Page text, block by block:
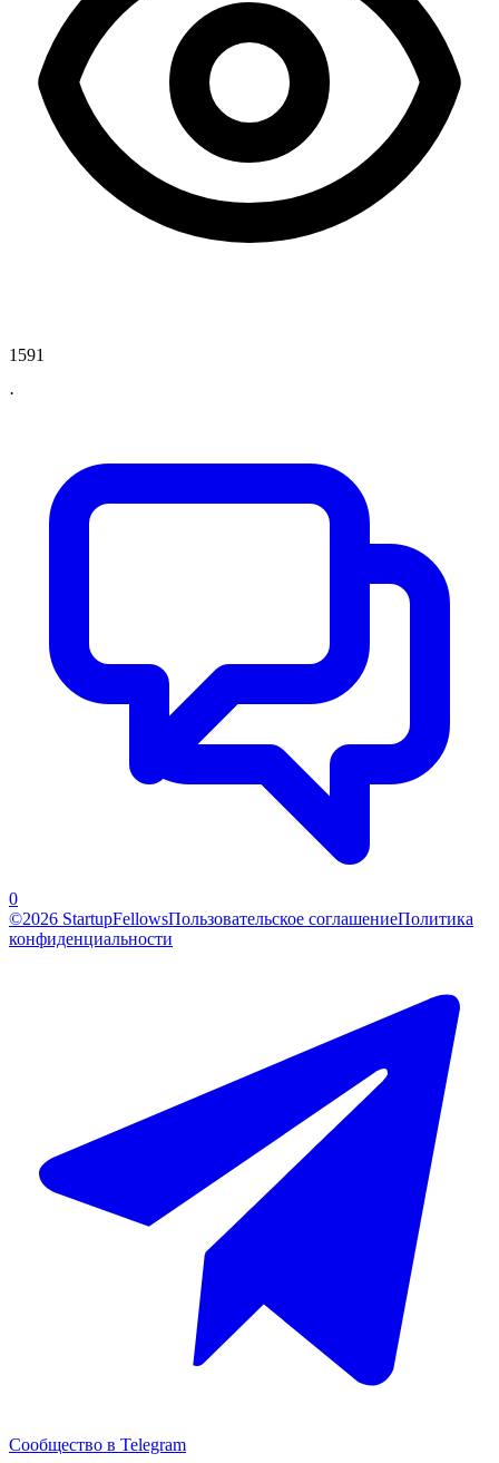
1591
·
0
©2026 StartupFellowsПользовательское соглашениеПолитика
конфиденциальности
Сообщество в Telegram